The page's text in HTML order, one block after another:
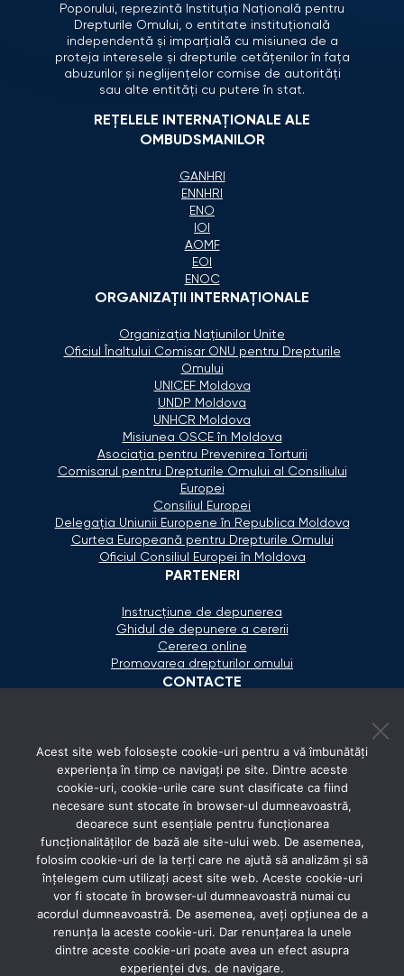
Poporului, reprezintă Instituția Națională pentru
Drepturile Omului, o entitate instituțională
independentă și imparțială cu misiunea de a
proteja interesele și drepturile cetățenilor în fața
abuzurilor și neglijențelor comise de autorități
sau alte entități cu putere în stat.
REȚELELE INTERNAȚIONALE ALE
OMBUDSMANILOR
GANHRI
ENNHRI
ENO
IOI
AOMF
EOI
ENOC
ORGANIZAŢII INTERNAŢIONALE
Organizaţia Naţiunilor Unite
Oficiul Înaltului Comisar ONU pentru Drepturile
Omului
UNICEF Moldova
UNDP Moldova
UNHCR Moldova
Misiunea OSCE în Moldova
Asociaţia pentru Prevenirea Torturii
Comisarul pentru Drepturile Omului al Consiliului
Europei
Consiliul Europei
Delegaţia Uniunii Europene în Republica Moldova
Curtea Europeană pentru Drepturile Omului
Oficiul Consiliul Europei în Moldova
PARTENERI
Instrucțiune de depunerea
Ghidul de depunere a cererii
Cererea online
Promovarea drepturilor omului
CONTACTE
secretariat@ombudsman.md
Strada Calea Ieşilor 11/3, Chişinău
Luni - Vineri: 08:00 - 17:00
REȚELE SOCIALE
Acest site web folosește cookie-uri pentru a vă îmbunătăți
experiența în timp ce navigați pe site. Dintre aceste
cookie-uri, cookie-urile care sunt clasificate ca fiind
necesare sunt stocate în browser-ul dumneavoastră,
deoarece sunt esențiale pentru funcționarea
funcționalităților de bază ale site-ului web. De asemenea,
folosim cookie-uri de la terți care ne ajută să analizăm și să
înțelegem cum utilizați acest site web. Aceste cookie-uri
vor fi stocate în browser-ul dumneavoastră numai cu
acordul dumneavoastră. De asemenea, aveți opțiunea de a
renunța la aceste cookie-uri. Dar renunțarea la unele
dintre aceste cookie-uri poate avea un efect asupra
experienței dvs. de navigare.